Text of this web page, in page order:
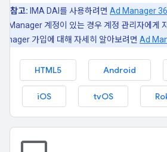
참고: IMA DAI를 사용하려면 Ad Manager
Manager 계정이 있는 경우 계정 관리자에게
가입에 대해 자세히 알아보려면 Ad
HTML5 Android
iOS tvOS